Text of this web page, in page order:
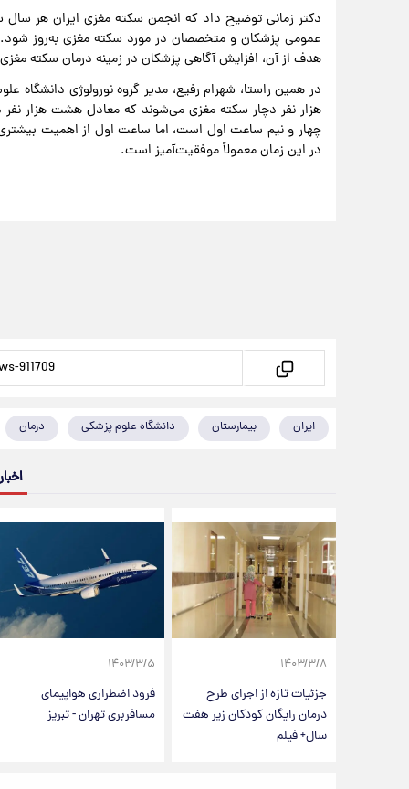
دکتر زمانی توضیح داد که انجمن سکته مغزی ایران هر سال
عمومی پزشکان و متخصصان در مورد سکته مغزی به‌روز شود.
هدف از آن، افزایش آگاهی پزشکان در زمینه درمان سکته
هزار نفر دچار سکته مغزی می‌شوند که معادل هشت هزار
چهار و نیم ساعت اول است، اما ساعت اول از اهمیت
در این زمان معمولاً موفقیت‌آمیز است.
ایران بیمارستان دانشگاه علوم پزشکی درمان
۱۴۰۳/۳/۸
جزئیات تازه از اجرای طرح
درمان رایگان کودکان زیر هفت
سال+ فیلم
۱۴۰۳/۳/۵
فرود اضطراری هواپیمای
مسافربری تهران - تبریز